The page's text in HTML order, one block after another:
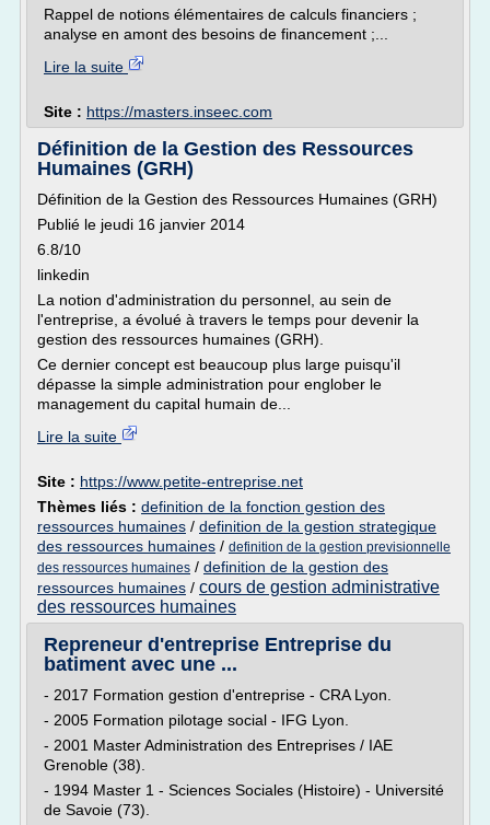
Rappel de notions élémentaires de calculs financiers ;
analyse en amont des besoins de financement ;...
Lire la suite
Site : https://masters.inseec.com
Définition de la Gestion des Ressources
Humaines (GRH)
Définition de la Gestion des Ressources Humaines (GRH)
Publié le jeudi 16 janvier 2014
6.8/10
linkedin
La notion d'administration du personnel, au sein de
l'entreprise, a évolué à travers le temps pour devenir la
gestion des ressources humaines (GRH).
Ce dernier concept est beaucoup plus large puisqu'il
dépasse la simple administration pour englober le
management du capital humain de...
Lire la suite
Site : https://www.petite-entreprise.net
Thèmes liés : definition de la fonction gestion des
ressources humaines / definition de la gestion strategique
des ressources humaines / definition de la gestion previsionnelle
des ressources humaines / definition de la gestion des
ressources humaines / cours de gestion administrative
des ressources humaines
Repreneur d'entreprise Entreprise du
batiment avec une ...
- 2017 Formation gestion d'entreprise - CRA Lyon.
- 2005 Formation pilotage social - IFG Lyon.
- 2001 Master Administration des Entreprises / IAE
Grenoble (38).
- 1994 Master 1 - Sciences Sociales (Histoire) - Université
de Savoie (73).